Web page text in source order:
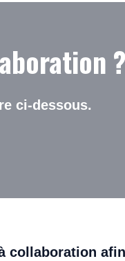
?
ci-dessous.
collaboration